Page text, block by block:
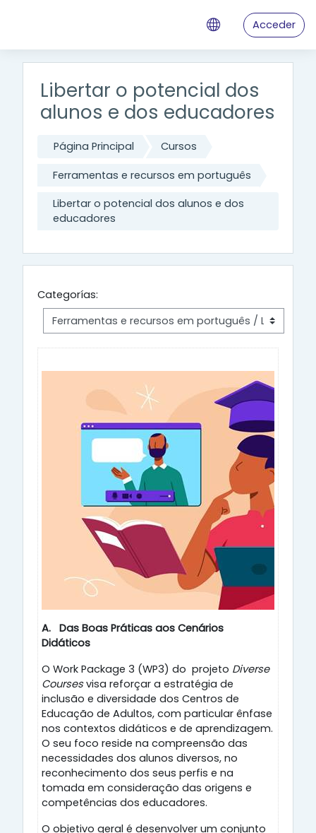
Acceder
Libertar o potencial dos
alunos e dos educadores
Página Principal Cursos
Ferramentas e recursos em português
Libertar o potencial dos alunos e dos
educadores
Categorías:
A. Das Boas Práticas aos Cenários
Didáticos
O Work Package 3 (WP3) do projeto Diverse
Coursesvisa reforçar a estratégia de
inclusão e diversidade dos Centros de
Educação de Adultos, com particular ênfase
nos contextos didáticos e de aprendizagem.
O seu foco reside na compreensão das
necessidades dos alunos diversos, no
reconhecimento dos seus perfis e na
tomada em consideração das origens e
competências dos educadores.
O objetivo geral é desenvolver um conjunto